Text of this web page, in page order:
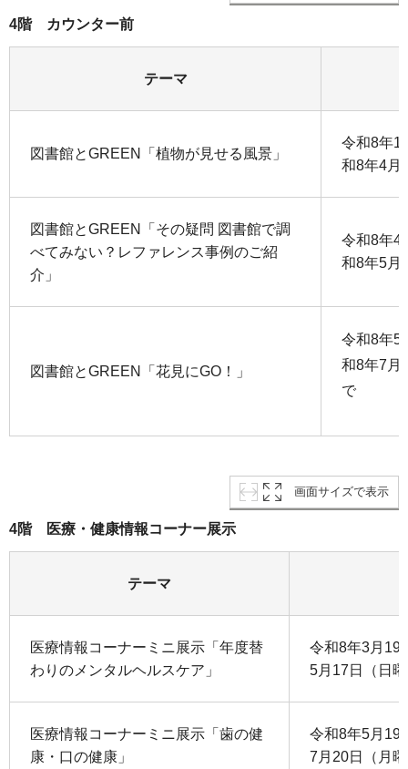
4階 カウンター前
テーマ
図書館とGREEN「植物が見せる風景」
令和8年1
和8年4月
図書館とGREEN「その疑問 図書館で調
べてみない？レファレンス事例のご紹
介」
令和8年4
和8年5月
図書館とGREEN「花見にGO！」
令和8年5
和8年7月
で
画面サイズで表示
4階 医療・健康情報コーナー展示
テーマ
医療情報コーナーミニ展示「年度替
わりのメンタルヘルスケア」
令和8年3月19
5月17日（日
医療情報コーナーミニ展示「歯の健
康・口の健康」
令和8年5月19
7月20日（月